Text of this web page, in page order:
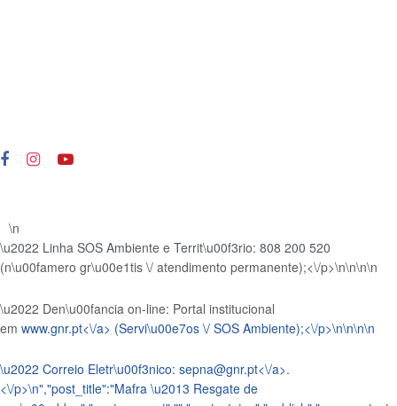
\n
\u2022 Linha SOS Ambiente e Territ\u00f3rio: 808 200 520
(n\u00famero gr\u00e1tis \/ atendimento permanente);<\/p>\n\n\n\n
\u2022 Den\u00fancia on-line: Portal institucional
em www.gnr.pt<\/a> (Servi\u00e7os \/ SOS Ambiente);<\/p>\n\n\n\n
\u2022 Correio Eletr\u00f3nico: sepna@gnr.pt<\/a>.
<\/p>\n","post_title":"Mafra \u2013 Resgate de